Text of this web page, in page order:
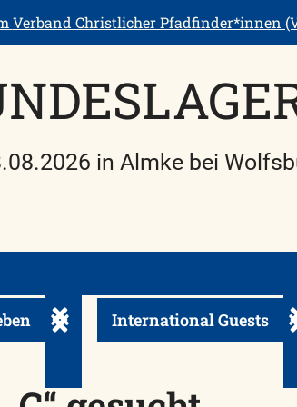
Verband Christlicher Pfadfinder*innen
in Almke bei
Untermenü ein-/ausklappen
International Guests